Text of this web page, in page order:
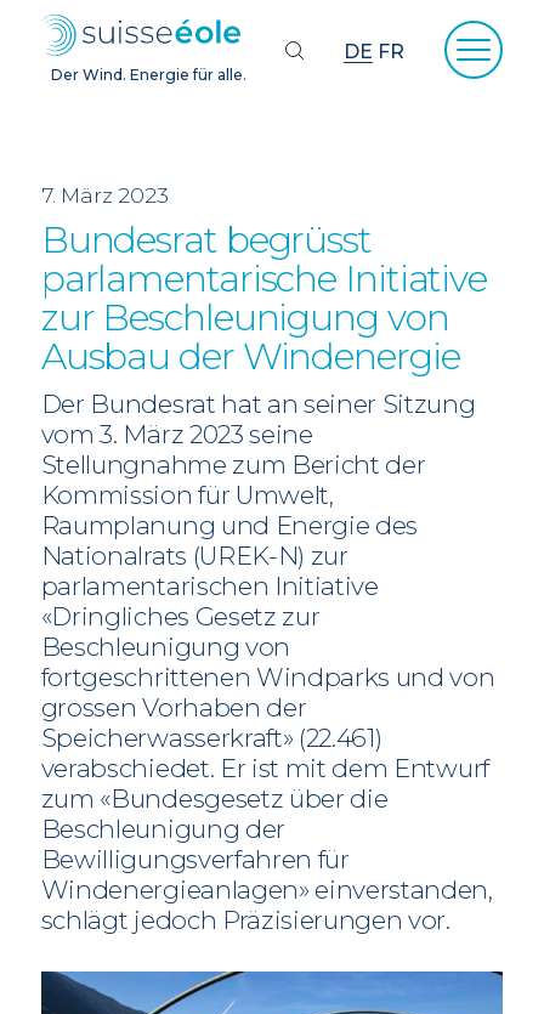
Der Wind. Energie für alle.
DE FR
7. März 2023
Bundesrat begrüsst
parlamentarische Initiative
zur Beschleunigung von
Ausbau der Windenergie
Der Bundesrat hat an seiner Sitzung
vom 3. März 2023 seine
Stellungnahme zum Bericht der
Kommission für Umwelt,
Raumplanung und Energie des
Nationalrats (UREK-N) zur
parlamentarischen Initiative
«Dringliches Gesetz zur
Beschleunigung von
fortgeschrittenen Windparks und von
grossen Vorhaben der
Speicherwasserkraft» (22.461)
verabschiedet. Er ist mit dem Entwurf
zum «Bundesgesetz über die
Beschleunigung der
Bewilligungsverfahren für
Windenergieanlagen» einverstanden,
schlägt jedoch Präzisierungen vor.